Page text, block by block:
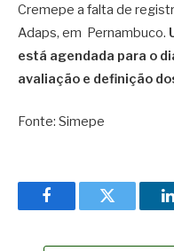
Cremepe a falta de
Adaps, em Pernambuco.
está agendada para o
avaliação e definição
Fonte: Simepe
FacebookTwitter